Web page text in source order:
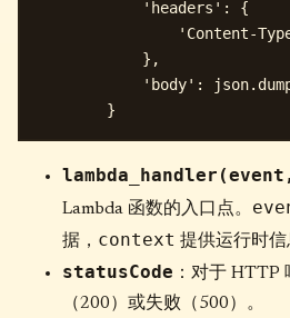
            'headers': {
'Content-
            },
'body':
Lambda 函数的入口点。
据， context 提供运行时信
statusCode ：对于 HTTP
（200）或失败（500）。